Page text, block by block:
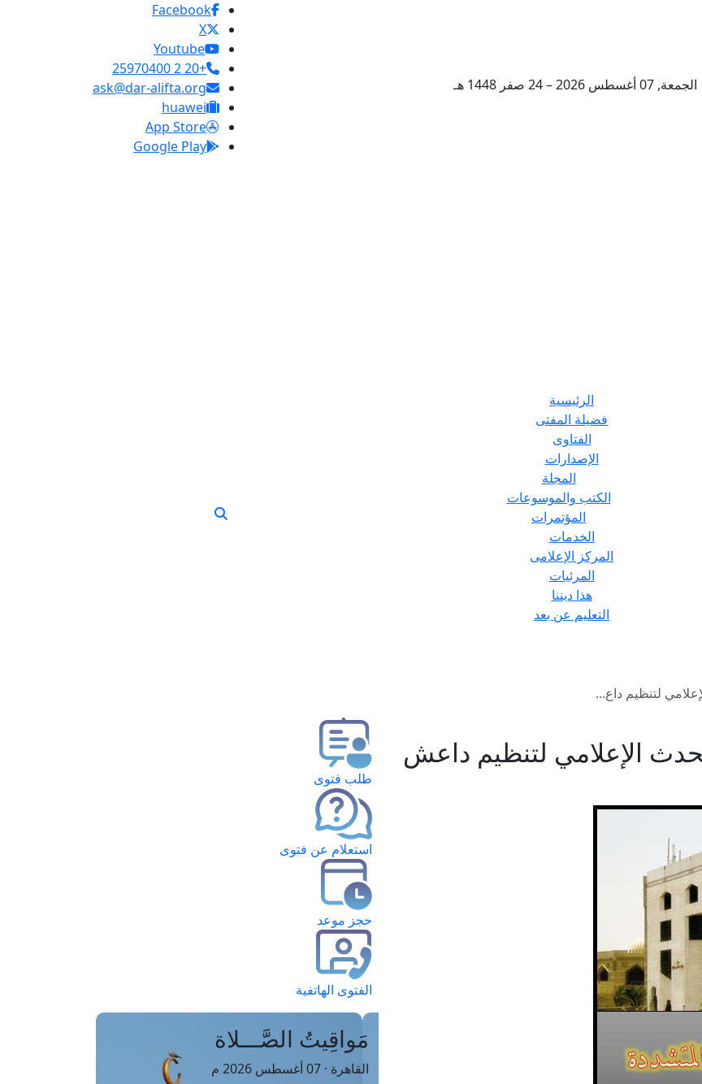
الجمعة, 07 أغسطس 2026 – 24 صفر 1448 هـ
Facebook
X
Youtube
+20 2 25970400
ask@dar-alifta.org
huawei
App Store
Google Play
الرئيسية
فضيلة المفتى
الفتاوى
الإصدارات
المجلة
الكتب والموسوعات
المؤتمرات
الخدمات
المركز الإعلامى
المرئيات
هذا ديننا
التعليم عن بعد
لتنظيم داع...
الإعلامي لتنظيم داعش
طلب فتوى
استعلام عن فتوى
حجز موعد
الفتوى الهاتفية
مَواقِيتُ الصَّـــلاة
القاهرة · 07 أغسطس 2026 م